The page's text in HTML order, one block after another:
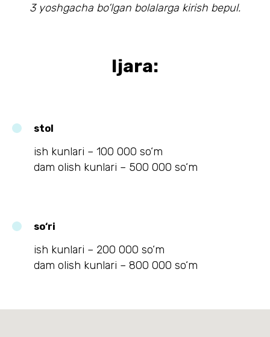
3 yoshgacha bo‘lgan bolalarga kirish bepul.
Ijara:
stol
ish kunlari – 100 000 so‘m
dam olish kunlari – 500 000 so‘m
so‘ri
ish kunlari – 200 000 so‘m
dam olish kunlari – 800 000 so‘m